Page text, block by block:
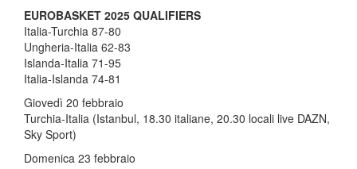
EUROBASKET 2025 QUALIFIERS
Italia-Turchia 87-80
Ungheria-Italia 62-83
Islanda-Italia 71-95
Italia-Islanda 74-81
Giovedì 20 febbraio
Turchia-Italia (Istanbul, 18.30 italiane, 20.30 locali live DAZN,
Sky Sport)
Domenica 23 febbraio